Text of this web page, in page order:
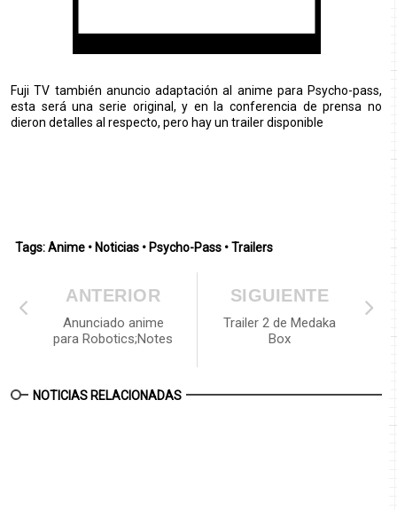
Fuji TV también anuncio adaptación al anime para Psycho-pass,
esta será una serie original, y en la conferencia de prensa no
dieron detalles al respecto, pero hay un trailer disponible
Tags:Anime • Noticias • Psycho-Pass •Trailers
SIGUIENTE
Trailer 2 de Medaka
Box
ANTERIOR
Anunciado anime
para Robotics;Notes
NOTICIAS RELACIONADAS